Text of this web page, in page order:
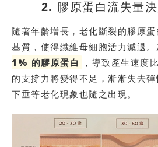
2. 膠原蛋⽩流失量
隨著年齡增⻑，⽼化斷裂的膠原
基質，使得纖維⺟細胞活⼒減退。
1% 的膠原蛋⽩
，導致產⽣速度
的⽀撐⼒將變得不⾜，漸漸失去
下垂等⽼化現象也隨之出現。